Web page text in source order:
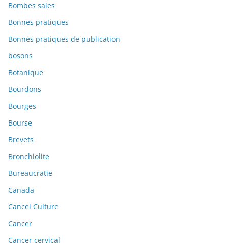
Bombes sales
Bonnes pratiques
Bonnes pratiques de publication
bosons
Botanique
Bourdons
Bourges
Bourse
Brevets
Bronchiolite
Bureaucratie
Canada
Cancel Culture
Cancer
Cancer cervical